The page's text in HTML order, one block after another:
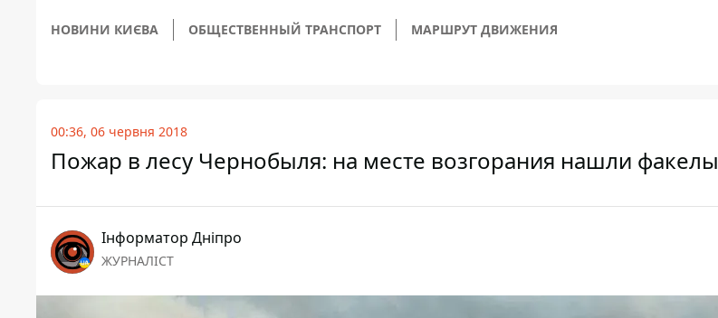
НОВИНИ КИЄВА ОБЩЕСТВЕННЫЙ ТРАНСПОРТ МАРШРУТ ДВИЖЕНИЯ
00:36, 06 червня 2018
Пожар в лесу Чернобыля: на месте возгорания нашли факелы
Інформатор Дніпро
ЖУРНАЛІСТ